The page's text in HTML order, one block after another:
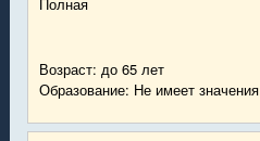
Возраст: до 65 лет
Образование: Не имеет значения